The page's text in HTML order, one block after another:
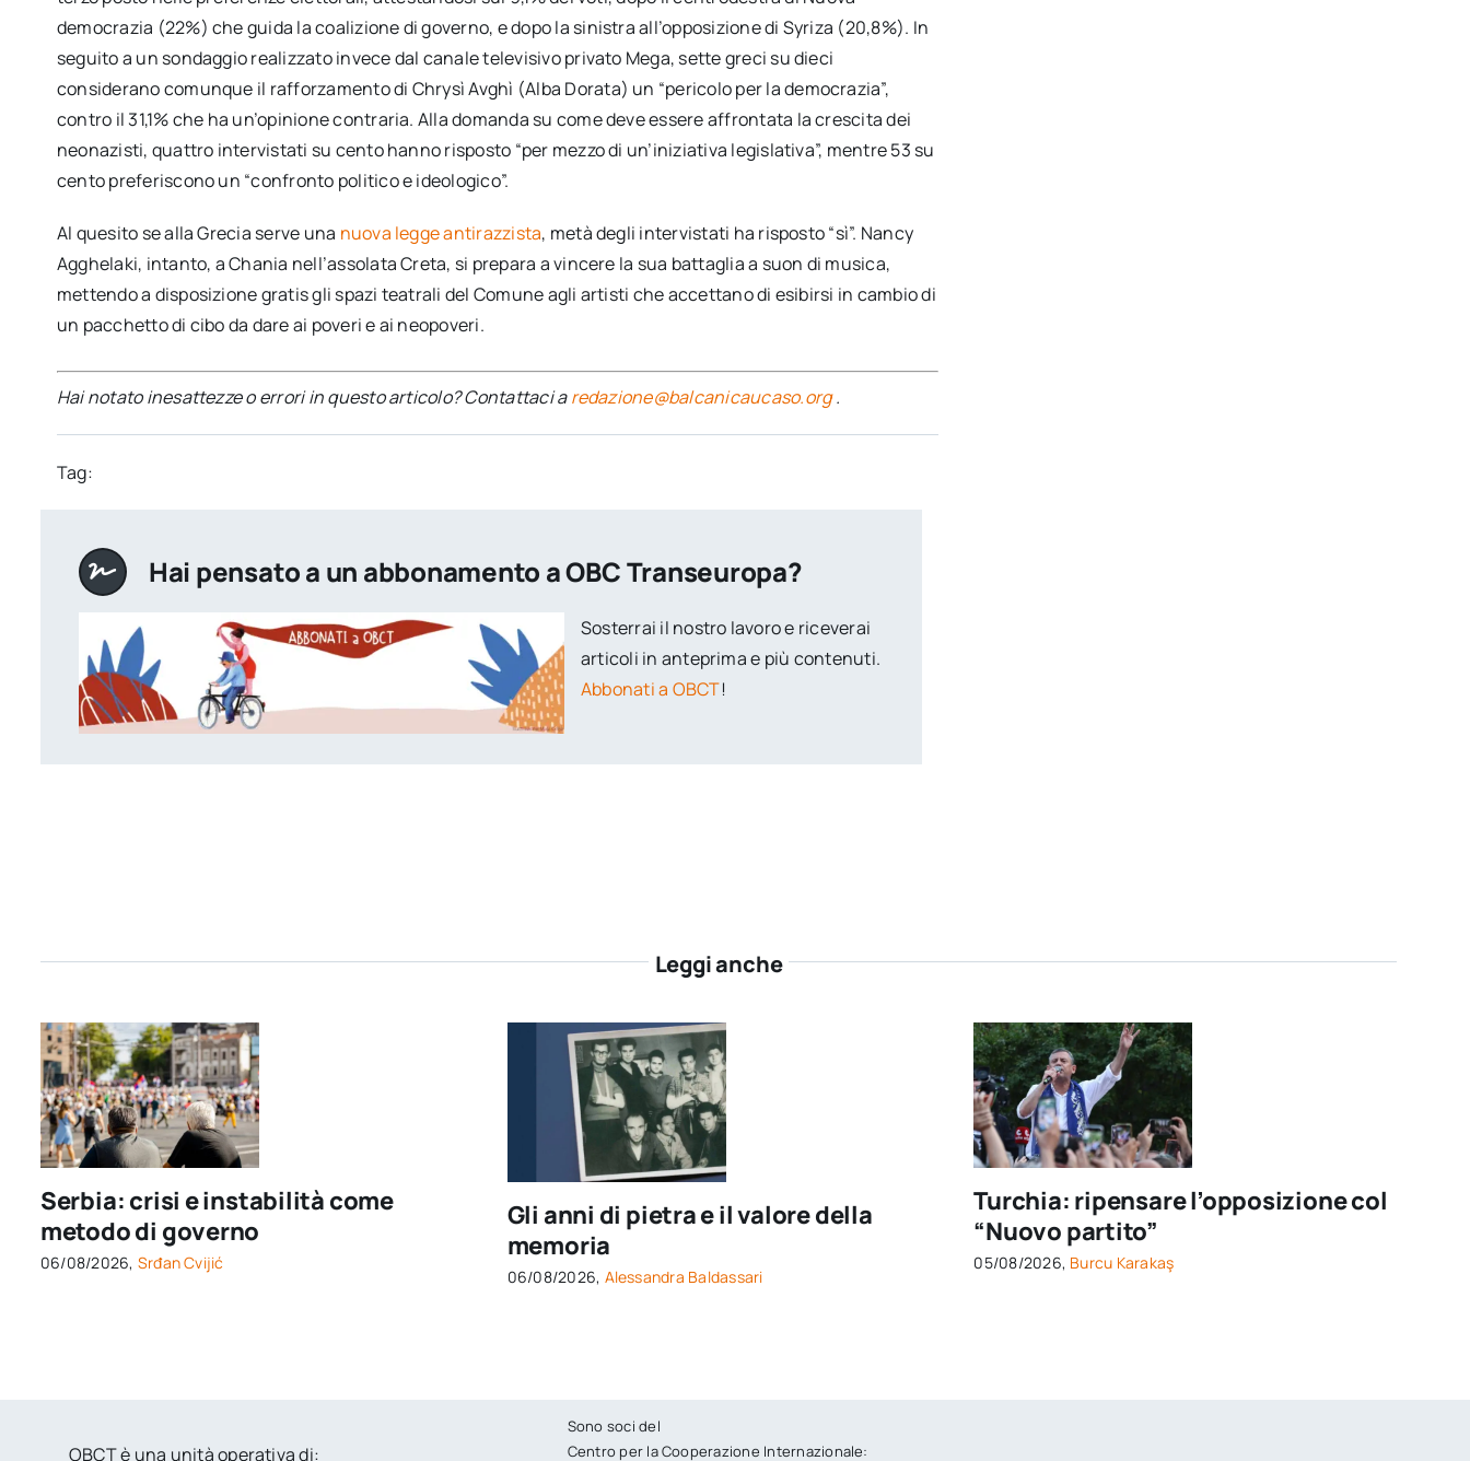
democrazia (22%) che guida la coalizione di governo, e dopo la sinistra all’opposizione di Syriza (20,8%). In
seguito a un sondaggio realizzato invece dal canale televisivo privato Mega, sette greci su dieci
considerano comunque il rafforzamento di Chrysì Avghì (Alba Dorata) un “pericolo per la democrazia”,
contro il 31,1% che ha un’opinione contraria. Alla domanda su come deve essere affrontata la crescita dei
neonazisti, quattro intervistati su cento hanno risposto “per mezzo di un’iniziativa legislativa”, mentre 53 su
cento preferiscono un “confronto politico e ideologico”.
Al quesito se alla Grecia serve una nuova legge antirazzista, metà degli intervistati ha risposto “sì”. Nancy
Agghelaki, intanto, a Chania nell’assolata Creta, si prepara a vincere la sua battaglia a suon di musica,
mettendo a disposizione gratis gli spazi teatrali del Comune agli artisti che accettano di esibirsi in cambio di
un pacchetto di cibo da dare ai poveri e ai neopoveri.
Hai notato inesattezze o errori in questo articolo? Contattaci aredazione@balcanicaucaso.org.
Tag:
Hai pensato a un abbonamento a OBC Transeuropa?
Sosterrai il nostro lavoro e riceverai
articoli in anteprima e più contenuti.
Abbonati a OBCT!
Leggi anche
Serbia: crisi e instabilità come
metodo di governo
06/08/2026, Srđan Cvijić
Gli anni di pietra e il valore della
memoria
06/08/2026, Alessandra Baldassari
Turchia: ripensare l’opposizione col
“Nuovo partito”
05/08/2026, Burcu Karakaş
OBCT è una unità operativa di:
Sono soci del
Centro per la Cooperazione Internazionale: